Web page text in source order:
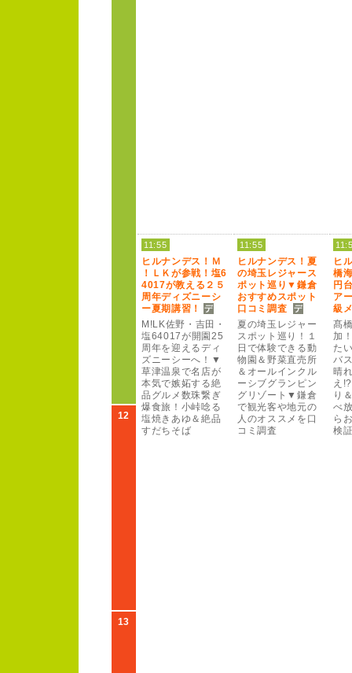
11:55
ヒルナンデス！
Ｍ
！
Ｌ Ｋ が参戦！ 塩6
401 7が教える２ ５
周年ディズニーシ
ー夏期講習！
M !L K佐野・吉田・
塩64017が開園25
周年を迎えるディ
ズニー シーへ！
▼
草津温泉で名店が
本気で嫉妬する絶
品グルメ数珠繋ぎ
爆食旅！ 小峠唸る
塩焼きあゆ＆絶品
すだちそば
11:55
ヒルナンデス！ 夏
の埼玉レジャー ス
ポット巡り▼鎌倉
おすすめスポット
口コミ調査
夏の埼玉レジャー
スポット巡り！
１
日で体験できる動
物園＆野菜直売所
＆オー ルインクル
ー シブグランピン
グリゾー ト▼鎌倉
で観光客や地元の
人のオススメを口
コミ調査
ヒ
橋
円
ア
級
髙
加
た
バ
晴
え!?
り
べ
ら
検
12
13